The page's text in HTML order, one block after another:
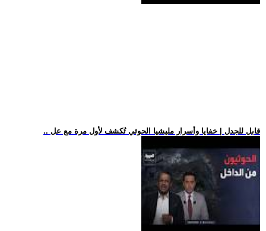
.. قابل للجدل | خفايا وأسرار مليشيا الحوثي تُكشف لأول مرة مع عل